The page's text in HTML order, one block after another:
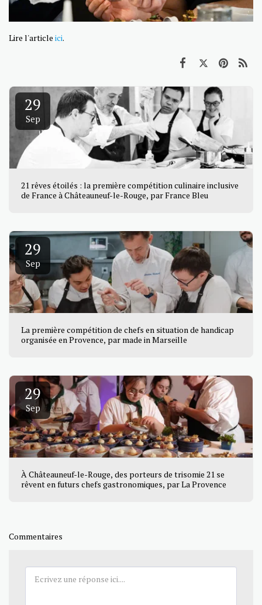
Lire l'article ici.
29
Sep
21 rêves étoilés : la première compétition culinaire inclusive
de France à Châteauneuf-le-Rouge, par France Bleu
29
Sep
La première compétition de chefs en situation de handicap
organisée en Provence, par made in Marseille
29
Sep
À Châteauneuf-le-Rouge, des porteurs de trisomie 21 se
rêvent en futurs chefs gastronomiques, par La Provence
Commentaires